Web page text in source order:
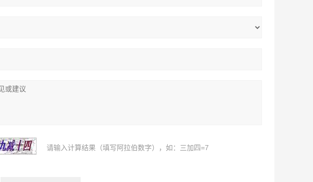
请输入计算结果（填写阿拉伯数字），如：三加四=7